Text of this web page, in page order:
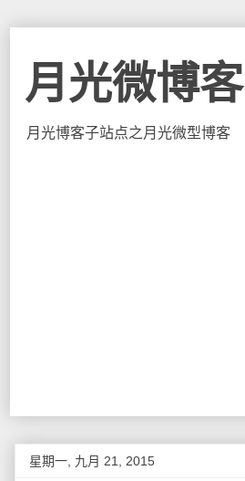
月光微博客
月光博客子站点之月光微型博客
星期一, 九月 21, 2015